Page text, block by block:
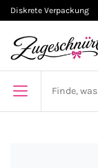
Diskrete Verpackung